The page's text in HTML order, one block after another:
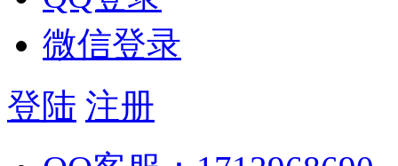
微信登录
登陆 注册